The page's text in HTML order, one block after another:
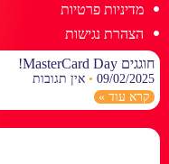
מדיניות פרטיות
הצהרת נגישות
חוגגים MasterCard Day!
09/02/2025
אין תגובות
קרא עוד »